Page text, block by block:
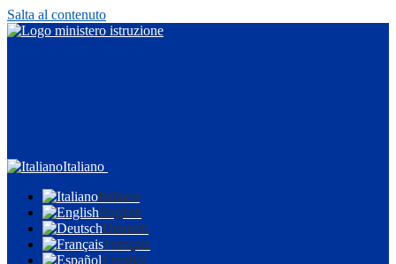
Salta al contenuto
Italiano
Italiano
English
Deutsch
Français
Español